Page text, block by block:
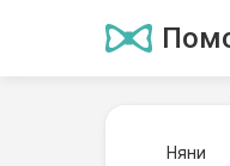
Няни